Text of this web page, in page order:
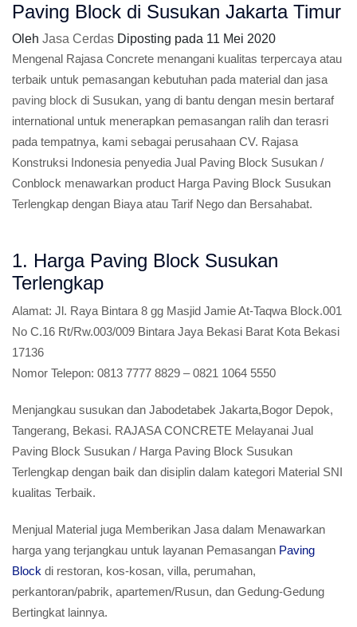
Paving Block di Susukan Jakarta Timur
Oleh Jasa Cerdas Diposting pada 11 Mei 2020
Mengenal Rajasa Concrete menangani kualitas terpercaya atau
terbaik untuk pemasangan kebutuhan pada material dan jasa
paving block di Susukan, yang di bantu dengan mesin bertaraf
international untuk menerapkan pemasangan ralih dan terasri
pada tempatnya, kami sebagai perusahaan CV. Rajasa
Konstruksi Indonesia penyedia Jual Paving Block Susukan /
Conblock menawarkan product Harga Paving Block Susukan
Terlengkap dengan Biaya atau Tarif Nego dan Bersahabat.
1. Harga Paving Block Susukan
Terlengkap
Alamat: Jl. Raya Bintara 8 gg Masjid Jamie At-Taqwa Block.001
No C.16 Rt/Rw.003/009 Bintara Jaya Bekasi Barat Kota Bekasi
17136
Nomor Telepon: 0813 7777 8829 – 0821 1064 5550
Menjangkau susukan dan Jabodetabek Jakarta,Bogor Depok,
Tangerang, Bekasi. RAJASA CONCRETE Melayanai Jual
Paving Block Susukan / Harga Paving Block Susukan
Terlengkap dengan baik dan disiplin dalam kategori Material SNI
kualitas Terbaik.
Menjual Material juga Memberikan Jasa dalam Menawarkan
harga yang terjangkau untuk layanan Pemasangan Paving
Block di restoran, kos-kosan, villa, perumahan,
perkantoran/pabrik, apartemen/Rusun, dan Gedung-Gedung
Bertingkat lainnya.